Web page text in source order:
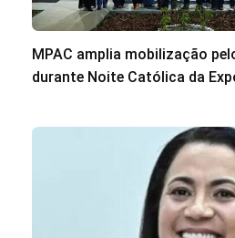
MPAC amplia mobilização
durante Noite Católica da